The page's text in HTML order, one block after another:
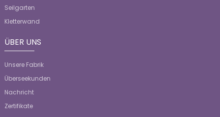
Seilgarten
Kletterwand
ÜBER UNS
Unsere Fabrik
Überseekunden
Nachricht
Zertifikate